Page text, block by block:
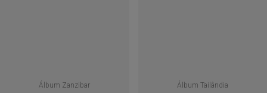
Álbum Zanzibar Álbum Tailândia